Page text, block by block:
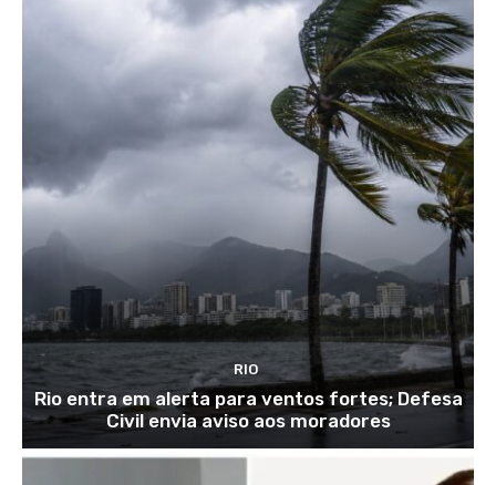
RIO
Rio entra em alerta para ventos fortes; Defesa
Civil envia aviso aos moradores